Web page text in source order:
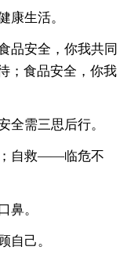
康生活。
品安全，你我共同
；食品安全，你我
全需三思后行。
自救——临危不
鼻。
自己。